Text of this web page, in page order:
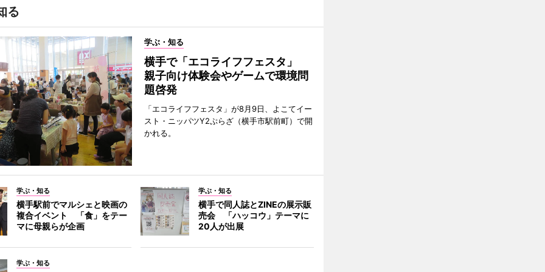
る
学ぶ・知る
横手で「エコライフフェスタ」
親子向け体験会やゲームで環境問
題啓発
「エコライフフェスタ」が8月9日、よこてイー
スト・ニッパツY2ぷらざ（横手市駅前町）で開
かれる。
学ぶ・知る
横手駅前でマルシェと映画の
複合イベント 「食」をテー
マに母親らが企画
学ぶ・知る
横手で同人誌とZINEの展示販
売会 「ハッコウ」テーマに
20人が出展
学ぶ・知る